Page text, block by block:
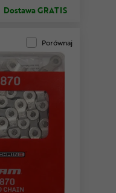
Dostawa GRATIS
Porównaj